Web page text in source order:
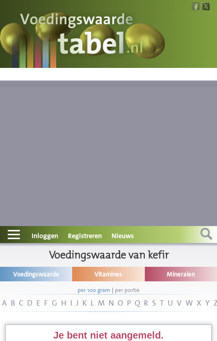
Voedingswaarde
Wat is wat?
Contact
Informatie
Disclaimer
Inloggen Registreren Nieuws
Voedingswaarde van kefir
Voedingswaarde Vitamines Mineralen
per 100 gram | per portie
A B C D E F G H I J K L M N O P Q R S T U V W X Y
Je bent niet aangemeld.